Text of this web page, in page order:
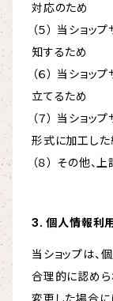
対応のため
（５） 当ショ
知するため
（６） 当ショ
立てるため
（７） 当ショッ
形式に加工し
（８） その他
3. 個人情報利
当ショップは、
合理的に認めら